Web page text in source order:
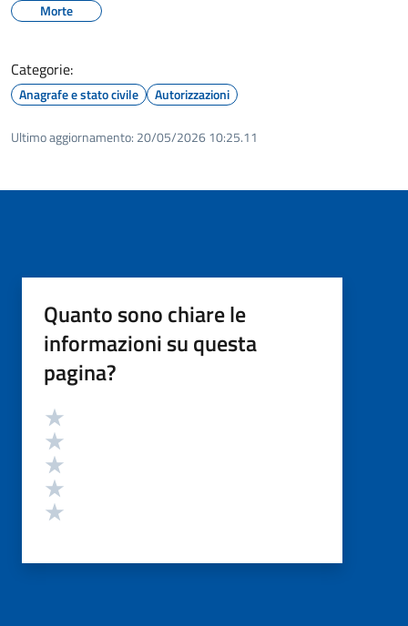
Morte
Categorie:
Anagrafe e stato civile Autorizzazioni
Ultimo aggiornamento: 20/05/2026 10:25.11
Quanto sono chiare le
informazioni su questa
pagina?
Valutazione